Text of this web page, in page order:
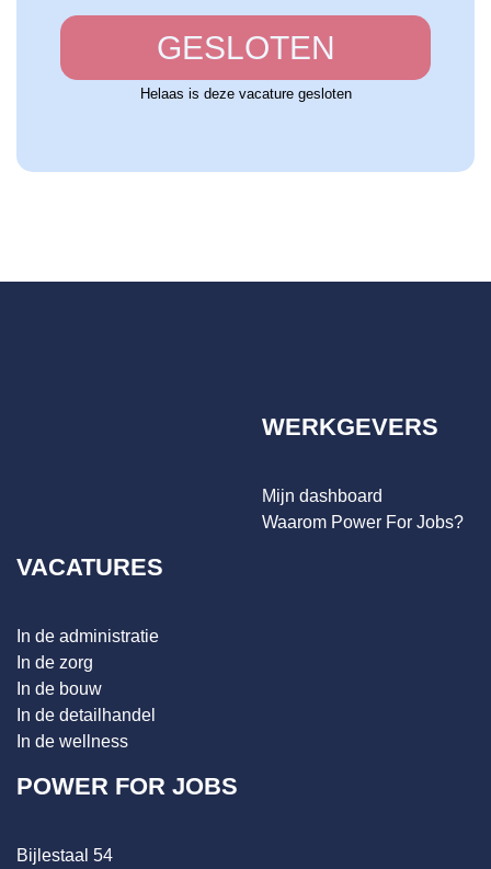
GESLOTEN
Helaas is deze vacature gesloten
WERKGEVERS
Mijn dashboard
Waarom Power For Jobs?
VACATURES
In de administratie
In de zorg
In de bouw
In de detailhandel
In de wellness
POWER FOR JOBS
Bijlestaal 54